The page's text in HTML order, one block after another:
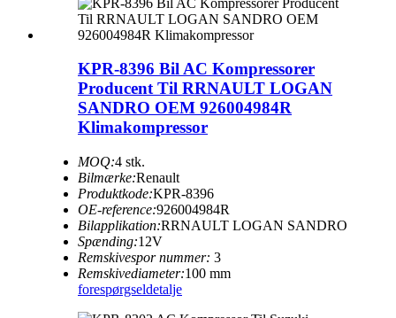
KPR-8396 Bil AC Kompressorer
Producent Til RRNAULT LOGAN
SANDRO OEM 926004984R
Klimakompressor
MOQ:4 stk.
Bilmærke:Renault
Produktkode:KPR-8396
OE-reference:926004984R
Bilapplikation:RRNAULT LOGAN SANDRO
Spænding:12V
Remskivespor nummer: 3
Remskivediameter:100 mm
forespørgseldetalje